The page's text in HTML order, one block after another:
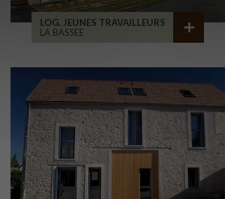
LOG. JEUNES TRAVAILLEURS
LA BASSEE